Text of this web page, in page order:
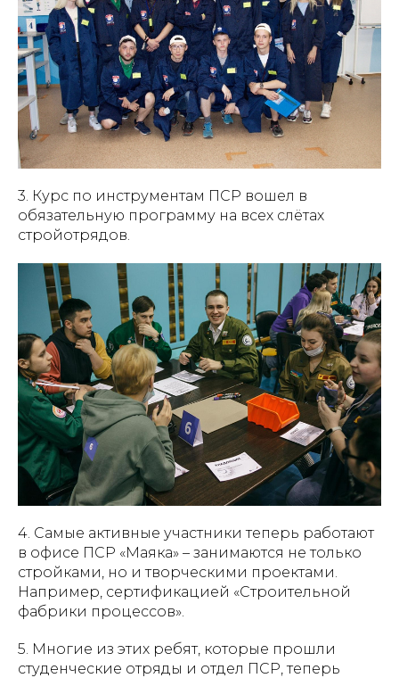
3. Курс по инструментам ПСР вошел в
обязательную программу на всех слётах
стройотрядов.
4. Самые активные участники теперь работают
в офисе ПСР «Маяка» – занимаются не только
стройками, но и творческими проектами.
Например, сертификацией «Строительной
фабрики процессов».
5. Многие из этих ребят, которые прошли
студенческие отряды и отдел ПСР, теперь